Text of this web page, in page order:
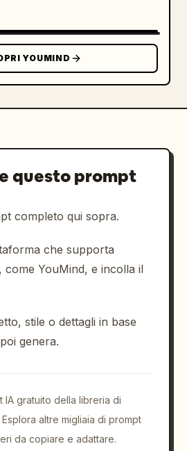
YOUMIND
questo prompt
completo qui sopra.
che supporta
come YouMind, e incolla il
stile o dettagli in base
genera.
IA gratuito della libreria di
altre migliaia di prompt
da copiare e adattare.